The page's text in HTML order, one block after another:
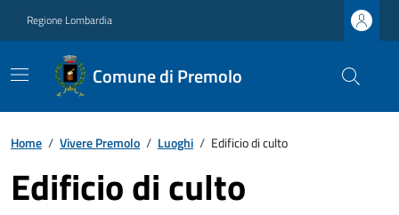
Regione Lombardia
Comune di Premolo
Home / Vivere Premolo / Luoghi / Edificio di culto
Edificio di culto